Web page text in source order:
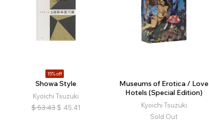
15% off
Showa Style
Kyoichi Tsuzuki
$ 53.43 $ 45.41
Museums of Erotica / Love
Hotels (Special Edition)
Kyoichi Tsuzuki
Sold Out